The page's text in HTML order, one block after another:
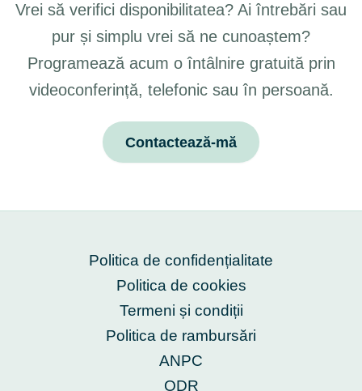
Vrei să verifici disponibilitatea? Ai întrebări sau
pur și simplu vrei să ne cunoaștem?
Programează acum o întâlnire gratuită prin
videoconferință, telefonic sau în persoană.
Contactează-mă
Politica de confidențialitate
Politica de cookies
Termeni și condiții
Politica de rambursări
ANPC
ODR